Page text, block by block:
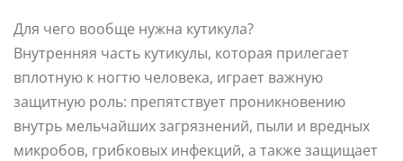
Для чего вообще нужна кутикула?
Внутренняя часть кутикулы, которая прилегает
вплотную к ногтю человека, играет важную
защитную роль: препятствует проникновению
внутрь мельчайших загрязнений, пыли и вредных
микробов, грибковых инфекций, а также защищает